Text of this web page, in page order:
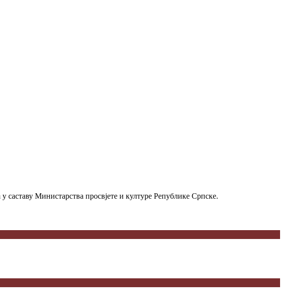
саставу Министарства просвјете и културе Републике Српске.